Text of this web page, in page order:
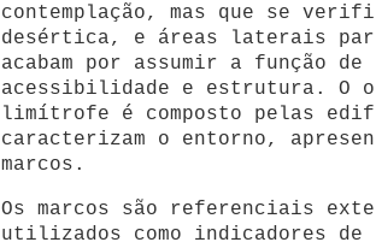
contemplação, mas que se
desértica, e áreas laterais
acabam por assumir a função de
acessibilidade e estrutura. O
limítrofe é composto pelas
caracterizam o entorno,
marcos.
Os marcos são referenciais
utilizados como indicadores